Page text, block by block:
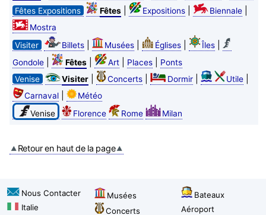
Fêtes Expositions
Fêtes| Expositions| Biennale|
Mostra
Visiter
Billets| Musées| Églises| Îles|
Gondole| Fêtes| Art| Places|
Ponts
Venise
Visiter| Concerts| Dormir| Utile|
Carnaval|
Météo
Venise
Florence Rome Milan
Retour en haut de la page
Nous Contacter
Italie
Musées
Concerts
Bateaux
Aéroport